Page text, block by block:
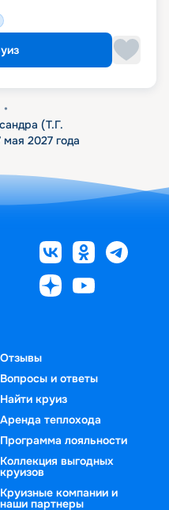
•
(Т.Г.
2027 года
Отзывы
Вопросы и ответы
Найти круиз
Аренда теплохода
Программа лояльности
Коллекция выгодных
круизов
Круизные компании и
наши партнеры